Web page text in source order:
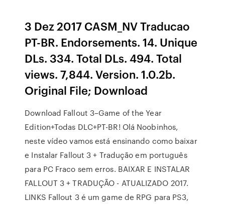
3 Dez 2017 CASM_NV Traducao
PT-BR. Endorsements. 14. Unique
DLs. 334. Total DLs. 494. Total
views. 7,844. Version. 1.0.2b.
Original File; Download
Download Fallout 3–Game of the Year
Edition+Todas DLC+PT-BR! Olá Noobinhos,
neste vídeo vamos está ensinando como baixar
e Instalar Fallout 3 + Tradução em português
para PC Fraco sem erros. BAIXAR E INSTALAR
FALLOUT 3 + TRADUÇÃO - ATUALIZADO 2017.
LINKS Fallout 3 é um game de RPG para PS3,